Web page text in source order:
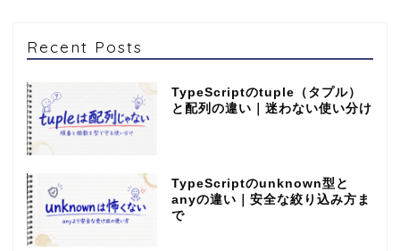
Recent Posts
TypeScriptのtuple（タプル）
と配列の違い｜迷わない使い分け
TypeScriptのunknown型と
anyの違い｜安全な絞り込み方ま
で